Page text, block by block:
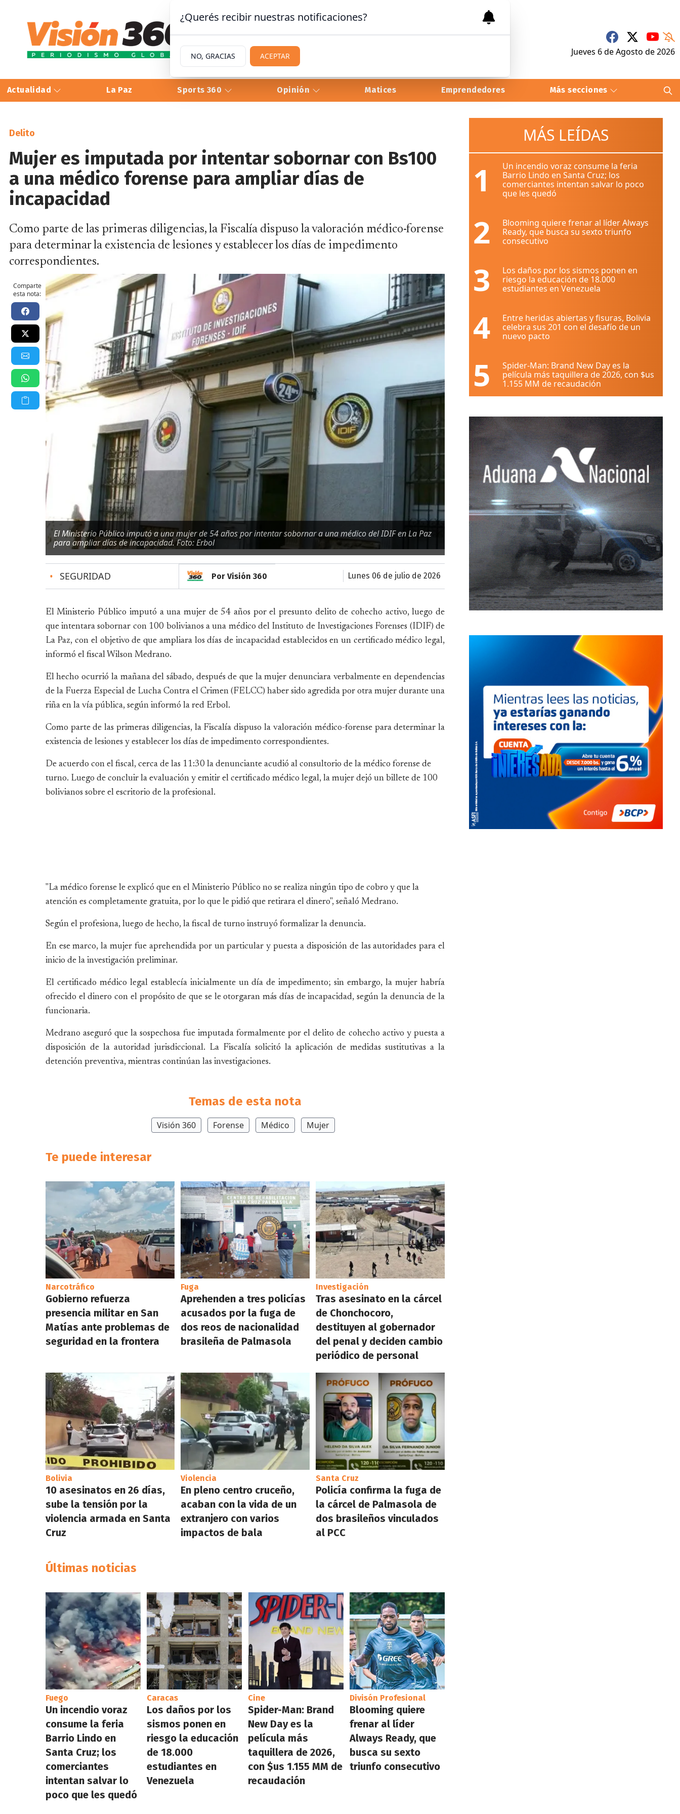
Jueves 6deAgosto de 2026
Actualidad La Paz Sports 360 Opinión Matices Emprendedores Más secciones
Delito
Mujer es imputada por intentar sobornar con Bs100
a una médico forense para ampliar días de
incapacidad
Como parte de las primeras diligencias, la Fiscalía dispuso la valoración médico-forense
para determinar la existencia de lesiones y establecer los días de impedimento
correspondientes.
Comparte
esta nota:
El Ministerio Público imputó a una mujer de 54 años por intentar sobornar a una médico del IDIF en La Paz
para ampliar días de incapacidad. Foto: Erbol
• SEGURIDAD Por Visión 360 lunes 06 de julio de 2026
El Ministerio Público imputó a una mujer de 54 años por el presunto delito de cohecho activo, luego de
que intentara sobornar con 100 bolivianos a una médico del Instituto de Investigaciones Forenses (IDIF) de
La Paz, con el objetivo de que ampliara los días de incapacidad establecidos en un certificado médico legal,
informó el fiscal Wilson Medrano.
El hecho ocurrió la mañana del sábado, después de que la mujer denunciara verbalmente en dependencias
de la Fuerza Especial de Lucha Contra el Crimen (FELCC) haber sido agredida por otra mujer durante una
riña en la vía pública, según informó la red Erbol.
Como parte de las primeras diligencias, la Fiscalía dispuso la valoración médico-forense para determinar la
existencia de lesiones y establecer los días de impedimento correspondientes.
De acuerdo con el fiscal, cerca de las 11:30 la denunciante acudió al consultorio de la médico forense de
turno. Luego de concluir la evaluación y emitir el certificado médico legal, la mujer dejó un billete de 100
bolivianos sobre el escritorio de la profesional.
"La médico forense le explicó que en el Ministerio Público no se realiza ningún tipo de cobro y que la
atención es completamente gratuita, por lo que le pidió que retirara el dinero", señaló Medrano.
Según el profesiona, luego de hecho, la fiscal de turno instruyó formalizar la denuncia.
En ese marco, la mujer fue aprehendida por un particular y puesta a disposición de las autoridades para el
inicio de la investigación preliminar.
El certificado médico legal establecía inicialmente un día de impedimento; sin embargo, la mujer habría
ofrecido el dinero con el propósito de que se le otorgaran más días de incapacidad, según la denuncia de la
funcionaria.
Medrano aseguró que la sospechosa fue imputada formalmente por el delito de cohecho activo y puesta a
disposición de la autoridad jurisdiccional. La Fiscalía solicitó la aplicación de medidas sustitutivas a la
detención preventiva, mientras continúan las investigaciones.
Temas de esta nota
Visión 360 Forense Médico Mujer
Te puede interesar
Narcotráfico
Gobierno refuerza
presencia militar en San
Matías ante problemas de
seguridad en la frontera
Fuga
Aprehenden a tres policías
acusados por la fuga de
dos reos de nacionalidad
brasileña de Palmasola
Investigación
Tras asesinato en la cárcel
de Chonchocoro,
destituyen al gobernador
del penal y deciden cambio
periódico de personal
Bolivia
10 asesinatos en 26 días,
sube la tensión por la
violencia armada en Santa
Cruz
Violencia
En pleno centro cruceño,
acaban con la vida de un
extranjero con varios
impactos de bala
Santa Cruz
Policía confirma la fuga de
la cárcel de Palmasola de
dos brasileños vinculados
al PCC
Últimas noticias
Fuego
Un incendio voraz
consume la feria
Barrio Lindo en
Santa Cruz; los
comerciantes
intentan salvar lo
poco que les quedó
Caracas
Los daños por los
sismos ponen en
riesgo la educación
de 18.000
estudiantes en
Venezuela
Cine
Spider-Man: Brand
New Day es la
película más
taquillera de 2026,
con $us 1.155 MM de
recaudación
Divisón Profesional
Blooming quiere
frenar al líder
Always Ready, que
busca su sexto
triunfo consecutivo
MÁS LEÍDAS
1
Un incendio voraz consume la feria
Barrio Lindo en Santa Cruz; los
comerciantes intentan salvar lo poco
que les quedó
2
Blooming quiere frenar al líder Always
Ready, que busca su sexto triunfo
consecutivo
3
Los daños por los sismos ponen en
riesgo la educación de 18.000
estudiantes en Venezuela
4
Entre heridas abiertas y fisuras, Bolivia
celebra sus 201 con el desafío de un
nuevo pacto
5
Spider-Man: Brand New Day es la
película más taquillera de 2026, con $us
1.155 MM de recaudación
¿Querés recibir nuestras notificaciones?
NO, GRACIAS ACEPTAR